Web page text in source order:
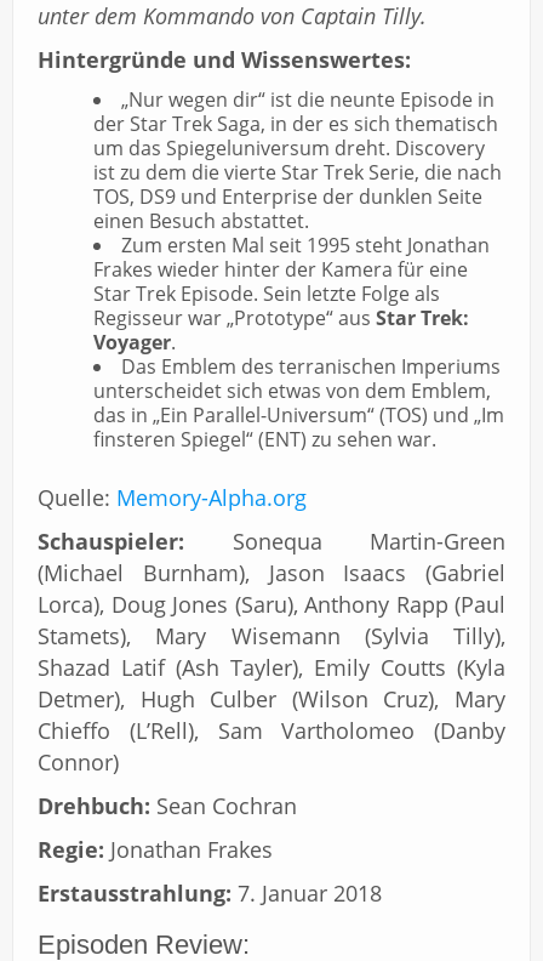
unter dem Kommando von Captain Tilly.
Hintergründe und Wissenswertes:
„Nur wegen dir“ ist die neunte Episode in
der Star Trek Saga, in der es sich thematisch
um das Spiegeluniversum dreht. Discovery
ist zu dem die vierte Star Trek Serie, die nach
TOS, DS9 und Enterprise der dunklen Seite
einen Besuch abstattet.
Zum ersten Mal seit 1995 steht Jonathan
Frakes wieder hinter der Kamera für eine
Star Trek Episode. Sein letzte Folge als
Regisseur war „Prototype“ ausStar Trek:
Voyager.
Das Emblem des terranischen Imperiums
unterscheidet sich etwas von dem Emblem,
das in „Ein Parallel-Universum“ (TOS) und „Im
finsteren Spiegel“ (ENT) zu sehen war.
Quelle: Memory-Alpha.org
Schauspieler: Sonequa Martin-Green
(Michael Burnham), Jason Isaacs (Gabriel
Lorca), Doug Jones (Saru), Anthony Rapp (Paul
Stamets), Mary Wisemann (Sylvia Tilly),
Shazad Latif (Ash Tayler), Emily Coutts (Kyla
Detmer), Hugh Culber (Wilson Cruz), Mary
Chieffo (L’Rell), Sam Vartholomeo (Danby
Connor)
Drehbuch: Sean Cochran
Regie: Jonathan Frakes
Erstausstrahlung: 7. Januar 2018
Episoden Review: